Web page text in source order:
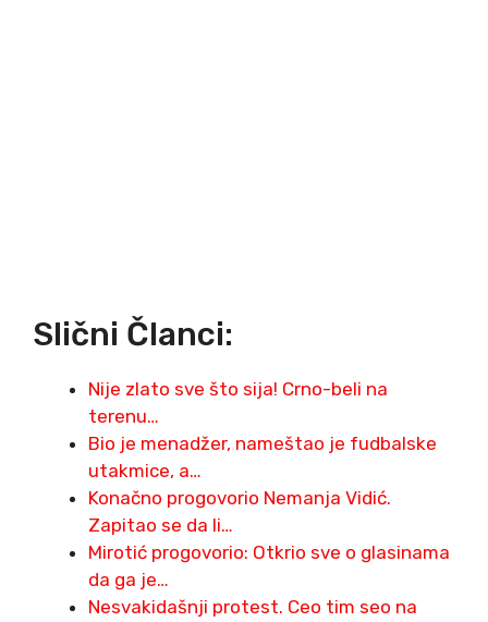
Slični Članci:
Nije zlato sve što sija! Crno-beli na
terenu…
Bio je menadžer, nameštao je fudbalske
utakmice, a…
Konačno progovorio Nemanja Vidić.
Zapitao se da li…
Mirotić progovorio: Otkrio sve o glasinama
da ga je…
Nesvakidašnji protest. Ceo tim seo na